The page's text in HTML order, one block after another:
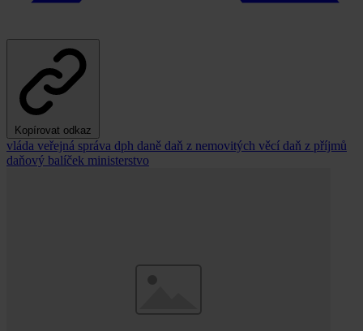
Kopírovat odkaz
vláda veřejná správa dph daně daň z nemovitých věcí daň z příjmů
daňový balíček ministerstvo